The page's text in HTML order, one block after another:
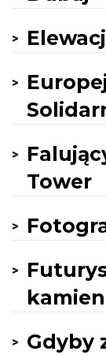
Tower
Gdyby